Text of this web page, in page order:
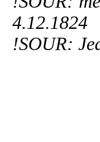
4.12.1824
!SOUR: